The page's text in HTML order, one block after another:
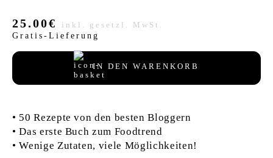
VERLAG
JOBS
25.00€
inkl. gesetzl. MwSt.
Gratis-Lieferung
IN DEN WARENKORB
• 50 Rezepte von den besten Bloggern
• Das erste Buch zum Foodtrend
• Wenige Zutaten, viele Möglichkeiten!